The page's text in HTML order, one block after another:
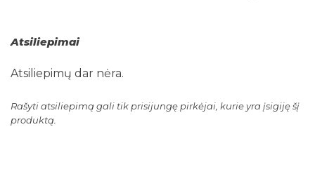
Atsiliepimai
Atsiliepimų dar nėra.
Rašyti atsiliepimą gali tik prisijungę pirkėjai, kurie yra įsigiję šį
produktą.